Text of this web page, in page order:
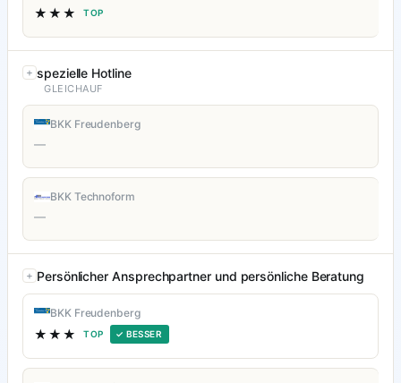
★★★ TOP
spezielle Hotline
GLEICHAUF
BKK Freudenberg
—
BKK Technoform
—
Persönlicher Ansprechpartner und persönliche Beratung
BKK Freudenberg
★★★ TOP ✓ BESSER